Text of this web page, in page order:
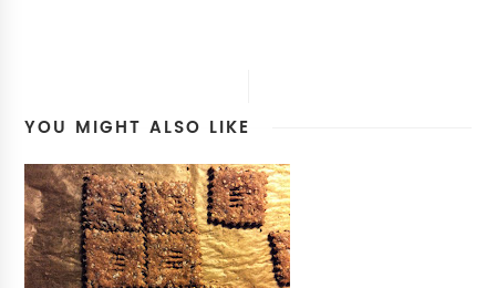
YOU MIGHT ALSO LIKE